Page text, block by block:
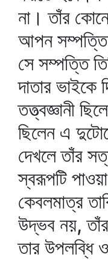
না। তাঁর
আপন সম্পত্তি
সে সম্পত্তি
দাতার ভাইকে
তত্ত্বজ্ঞানী
ছিলেন এ
দেখলে তাঁর
স্বরূপটি
কেবলমাত্র
উদ্ভব নয়,
তার উপলব্ধি